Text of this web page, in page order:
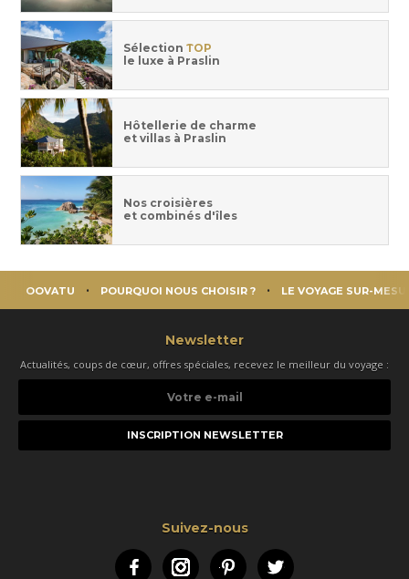
Sélection TOP
le luxe à Praslin
Hôtellerie de charme
et villas à Praslin
Nos croisières
et combinés d'îles
OOVATU POURQUOI NOUS CHOISIR ? LE VOYAGE SUR-
Newsletter
Actualités, coups de cœur, offres spéciales, recevez le meilleur du voyage :
e-
Suivez-nous
FacebookInstagramPinterestTwitter